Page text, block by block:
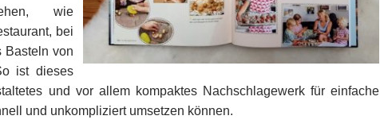
wie
bei
Basteln von
ist dieses
und vor allem kompaktes Nachschlagewerk für einfache
und unkompliziert umsetzen können.